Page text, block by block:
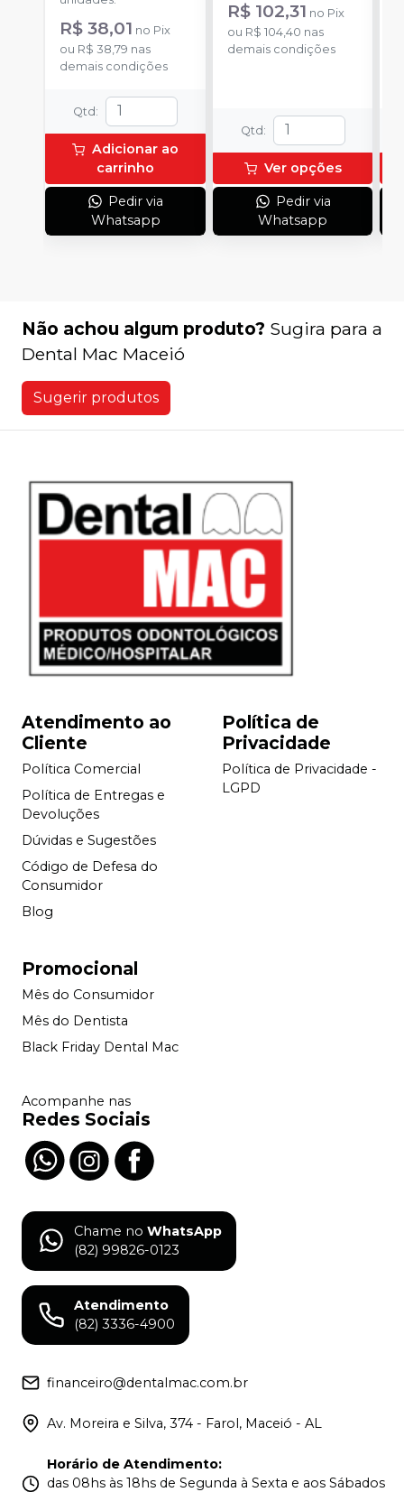
R$ 38,01 no Pix
ou R$ 38,79 nas
demais condições
Qtd :
Adicionar ao
carrinho
Pedir via
Whatsapp
R$ 102,31 no Pix
ou R$ 104,40 nas
demais condições
Qtd :
Ver opções
Pedir via
Whatsapp
Não achou algum produto? Sugira para a
Dental Mac Maceió
Sugerir produtos
Atendimento ao
Cliente
Política Comercial
Política de Entregas e
Devoluções
Dúvidas e Sugestões
Código de Defesa do
Consumidor
Blog
Política de
Privacidade
Política de Privacidade -
LGPD
Promocional
Mês do Consumidor
Mês do Dentista
Black Friday Dental Mac
Acompanhe nas
Redes Sociais
Chame no WhatsApp
(82) 99826-0123
Atendimento
(82) 3336-4900
financeiro@dentalmac.com.br
Av. Moreira e Silva, 374 - Farol, Maceió - AL
Horário de Atendimento:
das 08hs às 18hs de Segunda à Sexta e aos Sábados